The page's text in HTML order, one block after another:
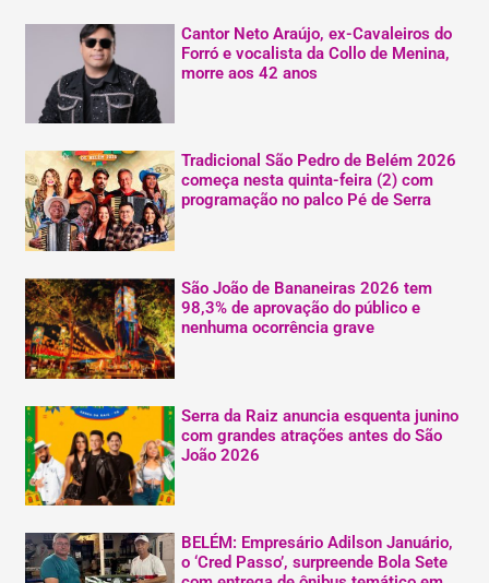
Cantor Neto Araújo, ex-Cavaleiros do
Forró e vocalista da Collo de Menina,
morre aos 42 anos
Tradicional São Pedro de Belém 2026
começa nesta quinta-feira (2) com
programação no palco Pé de Serra
São João de Bananeiras 2026 tem
98,3% de aprovação do público e
nenhuma ocorrência grave
Serra da Raiz anuncia esquenta junino
com grandes atrações antes do São
João 2026
BELÉM: Empresário Adilson Januário,
o ‘Cred Passo’, surpreende Bola Sete